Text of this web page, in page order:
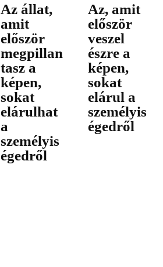
Az állat,
amit
először
megpillan
tasz a
képen,
sokat
elárulhat
a
személyis
égedről
Az, amit
először
veszel
észre a
képen,
sokat
elárul a
személyis
égedről